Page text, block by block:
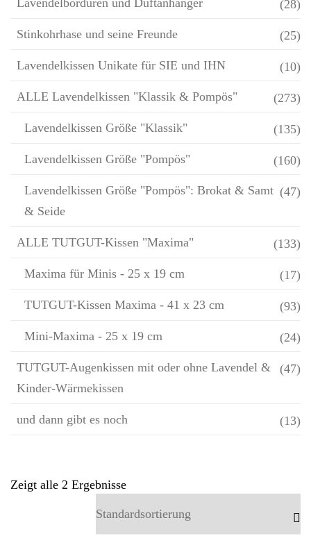
Lavendelbordüren und Duftanhänger (28)
Stinkohrhase und seine Freunde (25)
Lavendelkissen Unikate für SIE und IHN (10)
ALLE Lavendelkissen "Klassik & Pompös" (273)
Lavendelkissen Größe "Klassik" (135)
Lavendelkissen Größe "Pompös" (160)
Lavendelkissen Größe "Pompös": Brokat & Samt
& Seide
(47)
ALLE TUTGUT-Kissen "Maxima" (133)
Maxima für Minis - 25 x 19 cm (17)
TUTGUT-Kissen Maxima - 41 x 23 cm (93)
Mini-Maxima - 25 x 19 cm (24)
TUTGUT-Augenkissen mit oder ohne Lavendel &
Kinder-Wärmekissen
(47)
und dann gibt es noch (13)
Zeigt alle 2 Ergebnisse